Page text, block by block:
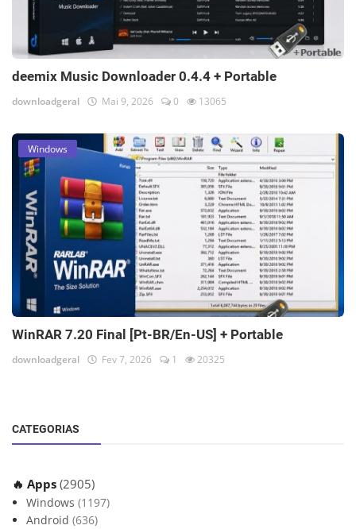
deemix Music Downloader 0.4.4 + Portable
downloadgeral Mai 9, 2026 0 13065
Windows
WinRAR 7.20 Final [Pt-BR/En-US] + Portable
downloadgeral Fev 7, 2026 1 20325
CATEGORIAS
🔥 Apps (2905)
Windows (1197)
Android (636)